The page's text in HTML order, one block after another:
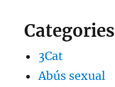
Categories
3Cat
Abús sexual